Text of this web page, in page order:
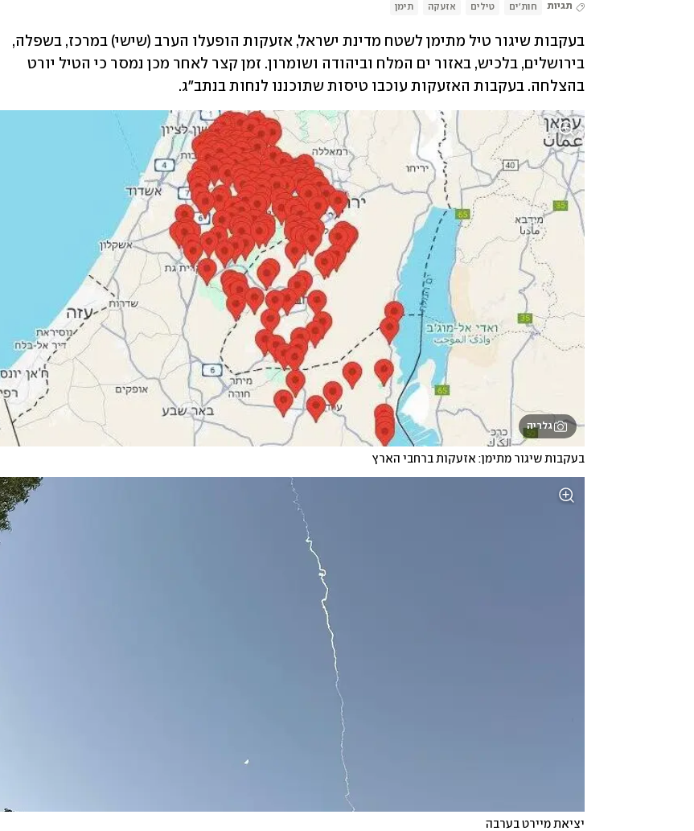
תגיות חות'ים טילים אזעקה תימן
בהצלחה. בעקבות האזעקות עוכבו טיסות שתוכננו לנחות בנתב"ג.
גלריה
בעקבות שיגור מתימן: אזעקות ברחבי הארץ
יציאת מיירט בערבה